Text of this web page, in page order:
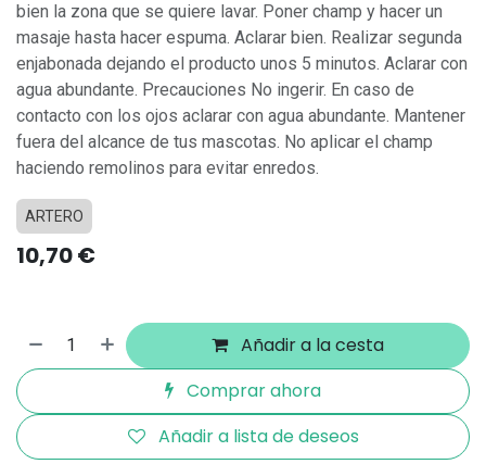
bien la zona que se quiere lavar. Poner champ y hacer un
masaje hasta hacer espuma. Aclarar bien. Realizar segunda
enjabonada dejando el producto unos 5 minutos. Aclarar con
agua abundante. Precauciones No ingerir. En caso de
contacto con los ojos aclarar con agua abundante. Mantener
fuera del alcance de tus mascotas. No aplicar el champ
haciendo remolinos para evitar enredos.
ARTERO
10,70€
Añadir a la cesta
Comprar ahora
Añadir a lista de deseos